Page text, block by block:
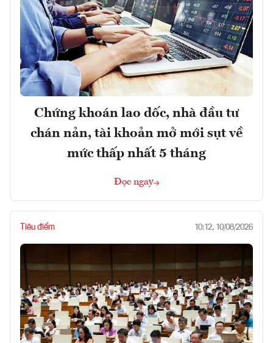
Chứng khoán lao dốc, nhà đầu tư
chán nản, tài khoản mở mới sụt về
mức thấp nhất 5 tháng
Đọc ngay
Tiêu điểm 10:12, 10/08/2026